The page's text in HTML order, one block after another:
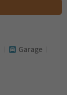
Garage